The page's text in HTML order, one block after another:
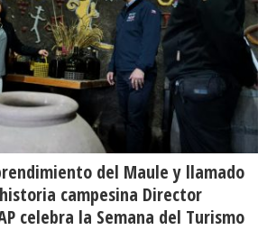
del Maule y llamado
campesina Director
celebra la Semana del Turismo